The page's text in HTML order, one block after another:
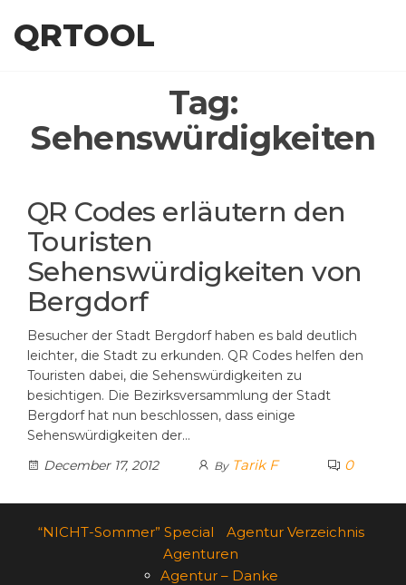
QRTOOL
Tag:
Sehenswürdigkeiten
QR Codes erläutern den
Touristen
Sehenswürdigkeiten von
Bergdorf
Besucher der Stadt Bergdorf haben es bald deutlich
leichter, die Stadt zu erkunden. QR Codes helfen den
Touristen dabei, die Sehenswürdigkeiten zu
besichtigen. Die Bezirksversammlung der Stadt
Bergdorf hat nun beschlossen, dass einige
Sehenswürdigkeiten der…
December 17, 2012
By Tarik F 0
“NICHT-Sommer” Special
Agentur Verzeichnis
Agenturen
Agentur – Danke